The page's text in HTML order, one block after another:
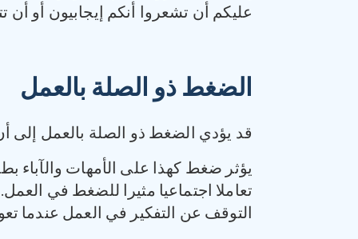
عليكم أن تشعروا أنكم إيجابيون أو أن
الضغط ذو الصلة بالعمل
قد يؤدي الضغط ذو الصلة بالعمل إلى
يؤثر ضغط كهذا على الأمهات والآباء
تعاملا اجتماعيا مثيرا للضغط في
التوقف عن التفكير في العمل عندما